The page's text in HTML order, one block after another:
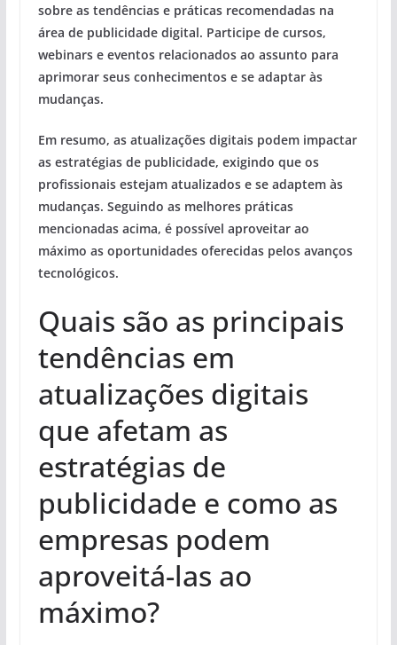
sobre as tendências e práticas recomendadas na
área de publicidade digital. Participe de cursos,
webinars e eventos relacionados ao assunto para
aprimorar seus conhecimentos e se adaptar às
mudanças.
Em resumo, as atualizações digitais podem impactar
as estratégias de publicidade, exigindo que os
profissionais estejam atualizados e se adaptem às
mudanças. Seguindo as melhores práticas
mencionadas acima, é possível aproveitar ao
máximo as oportunidades oferecidas pelos avanços
tecnológicos.
Quais são as principais
tendências em
atualizações digitais
que afetam as
estratégias de
publicidade e como as
empresas podem
aproveitá-las ao
máximo?